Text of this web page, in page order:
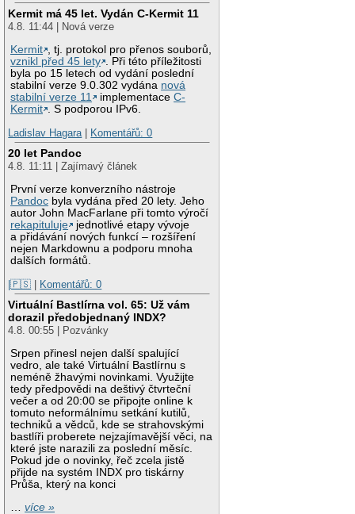
Kermit má 45 let. Vydán C-Kermit 11
4.8. 11:44 | Nová verze
Kermit , tj. protokol pro přenos souborů,
vznikl před 45 lety . Při této příležitosti
byla po 15 letech od vydání poslední
stabilní verze 9.0.302 vydána nová
stabilní verze 11
implementaceC-
Kermit . S podporou IPv6.
Ladislav Hagara | Komentářů: 0
20 let Pandoc
4.8. 11:11 | Zajímavý článek
První verze konverzního nástroje
Pandoc byla vydána před 20 lety. Jeho
autor John MacFarlane při tomto výročí
rekapituluje
jednotlivé etapy vývoje
a přidávání nových funkcí – rozšíření
nejen Markdownu a podporu mnoha
dalších formátů.
|🇵🇸 | Komentářů: 0
Virtuální Bastlírna vol. 65: Už vám
dorazil předobjednaný INDX?
4.8. 00:55 | Pozvánky
Srpen přinesl nejen další spalující
vedro, ale také Virtuální Bastlírnu s
neméně žhavými novinkami. Využijte
tedy předpovědi na deštivý čtvrteční
večer a od 20:00 se připojte online k
tomuto neformálnímu setkání kutilů,
techniků a vědců, kde se strahovskými
bastlíři proberete nejzajímavější věci, na
které jste narazili za poslední měsíc.
Pokud jde o novinky, řeč zcela jistě
přijde na systém INDX pro tiskárny
Průša, který na konci
…více »